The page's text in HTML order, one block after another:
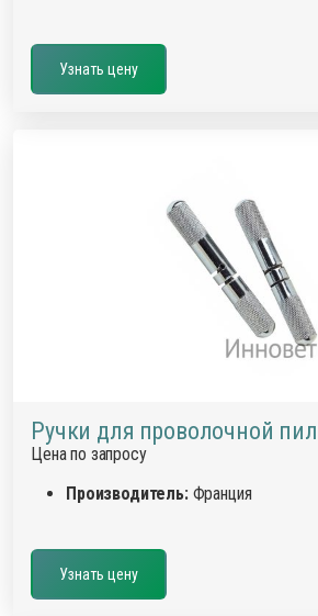
Узнать цену
Ручки для проволочной
Цена по запросу
Производитель:Франция
Узнать цену